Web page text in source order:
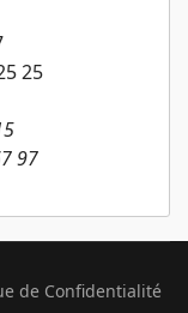
25
97
de Confidentialité